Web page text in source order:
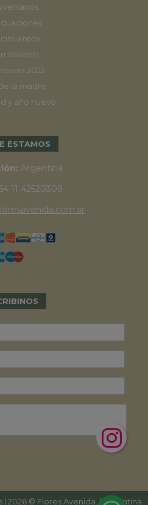
Valentín
2022
la madre
y año nuevo
ESTAMOS
Argentina
11 42520309
2026 © Flores Avenida. | Argentina.